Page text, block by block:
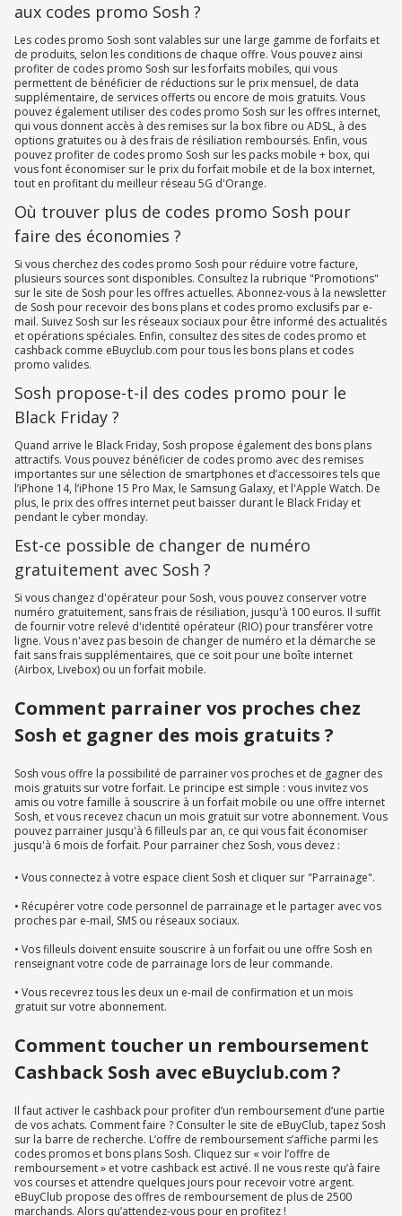
aux codes promo Sosh ?
Les codes promo Sosh sont valables sur une large gamme de forfaits et
de produits, selon les conditions de chaque offre. Vous pouvez ainsi
profiter de codes promo Sosh sur les forfaits mobiles, qui vous
permettent de bénéficier de réductions sur le prix mensuel, de data
supplémentaire, de services offerts ou encore de mois gratuits. Vous
pouvez également utiliser des codes promo Sosh sur les offres internet,
qui vous donnent accès à des remises sur la box fibre ou ADSL, à des
options gratuites ou à des frais de résiliation remboursés. Enfin, vous
pouvez profiter de codes promo Sosh sur les packs mobile + box, qui
vous font économiser sur le prix du forfait mobile et de la box internet,
tout en profitant du meilleur réseau 5G d'Orange.
Où trouver plus de codes promo Sosh pour
faire des économies ?
Si vous cherchez des codes promo Sosh pour réduire votre facture,
plusieurs sources sont disponibles. Consultez la rubrique "Promotions"
sur le site de Sosh pour les offres actuelles. Abonnez-vous à la newsletter
de Sosh pour recevoir des bons plans et codes promo exclusifs par e-
mail. Suivez Sosh sur les réseaux sociaux pour être informé des actualités
et opérations spéciales. Enfin, consultez des sites de codes promo et
cashback comme eBuyclub.com pour tous les bons plans et codes
promo valides.
Sosh propose-t-il des codes promo pour le
Black Friday ?
Quand arrive le Black Friday, Sosh propose également des bons plans
attractifs. Vous pouvez bénéficier de codes promo avec des remises
importantes sur une sélection de smartphones et d’accessoires tels que
l’iPhone 14, l’iPhone 15 Pro Max, le Samsung Galaxy, et l'Apple Watch. De
plus, le prix des offres internet peut baisser durant le Black Friday et
pendant le cyber monday.
Est-ce possible de changer de numéro
gratuitement avec Sosh ?
Si vous changez d'opérateur pour Sosh, vous pouvez conserver votre
numéro gratuitement, sans frais de résiliation, jusqu'à 100 euros. Il suffit
de fournir votre relevé d'identité opérateur (RIO) pour transférer votre
ligne. Vous n'avez pas besoin de changer de numéro et la démarche se
fait sans frais supplémentaires, que ce soit pour une boîte internet
(Airbox, Livebox) ou un forfait mobile.
Comment parrainer vos proches chez
Sosh et gagner des mois gratuits ?
Sosh vous offre la possibilité de parrainer vos proches et de gagner des
mois gratuits sur votre forfait. Le principe est simple : vous invitez vos
amis ou votre famille à souscrire à un forfait mobile ou une offre internet
Sosh, et vous recevez chacun un mois gratuit sur votre abonnement. Vous
pouvez parrainer jusqu'à 6 filleuls par an, ce qui vous fait économiser
jusqu'à 6 mois de forfait. Pour parrainer chez Sosh, vous devez :
• Vous connectez à votre espace client Sosh et cliquer sur "Parrainage".
• Récupérer votre code personnel de parrainage et le partager avec vos
proches par e-mail, SMS ou réseaux sociaux.
• Vos filleuls doivent ensuite souscrire à un forfait ou une offre Sosh en
renseignant votre code de parrainage lors de leur commande.
• Vous recevrez tous les deux un e-mail de confirmation et un mois
gratuit sur votre abonnement.
Comment toucher un remboursement
Cashback Sosh avec eBuyclub.com ?
Il faut activer le cashback pour profiter d’un remboursement d’une partie
de vos achats. Comment faire ? Consulter le site de eBuyClub, tapez Sosh
sur la barre de recherche. L’offre de remboursement s’affiche parmi les
codes promos et bons plans Sosh. Cliquez sur « voir l’offre de
remboursement » et votre cashback est activé. Il ne vous reste qu’à faire
vos courses et attendre quelques jours pour recevoir votre argent.
eBuyClub propose des offres de remboursement de plus de 2500
marchands. Alors qu’attendez-vous pour en profitez !